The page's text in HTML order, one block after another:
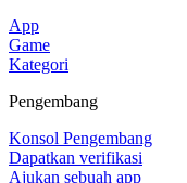
App
Game
Kategori
Pengembang
Konsol Pengembang
Dapatkan verifikasi
Ajukan sebuah app